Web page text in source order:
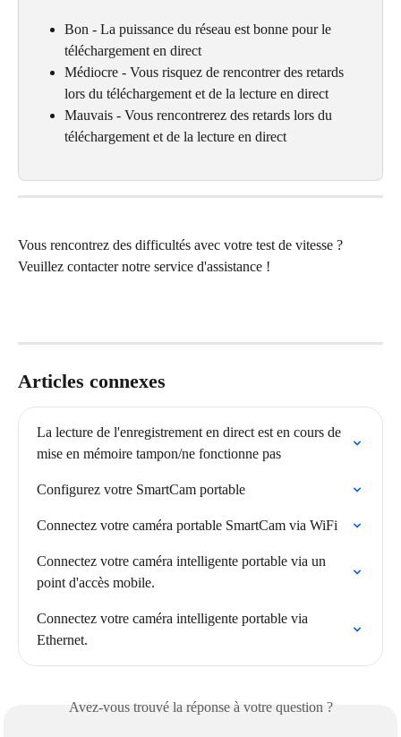
Bon - La puissance du réseau est bonne pour le
téléchargement en direct
Médiocre - Vous risquez de rencontrer des retards
lors du téléchargement et de la lecture en direct
Mauvais - Vous rencontrerez des retards lors du
téléchargement et de la lecture en direct
Vous rencontrez des difficultés avec votre test de vitesse ?
Veuillez contacter notre service d'assistance !
Articles connexes
La lecture de l'enregistrement en direct est en cours de
mise en mémoire tampon/ne fonctionne pas
Configurez votre SmartCam portable
Connectez votre caméra portable SmartCam via WiFi
Connectez votre caméra intelligente portable via un
point d'accès mobile.
Connectez votre caméra intelligente portable via
Ethernet.
Avez-vous trouvé la réponse à votre question ?